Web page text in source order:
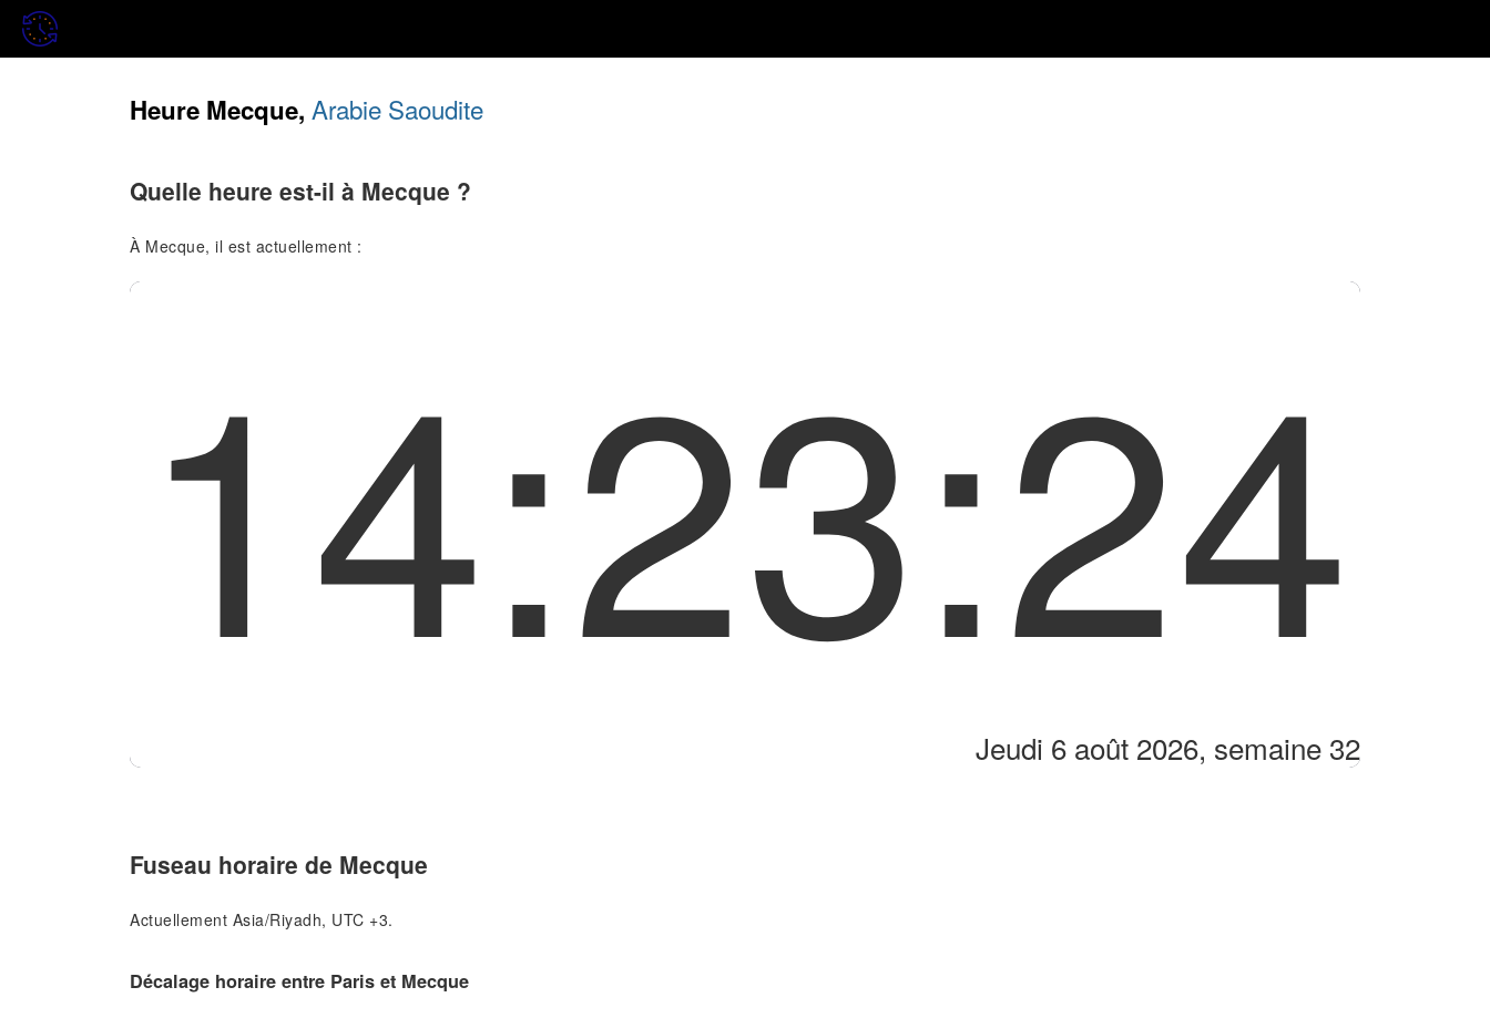
Heure Mecque, Arabie Saoudite
Quelle heure est-il à Mecque ?
À Mecque, il est actuellement :
14:23:24
Jeudi 6 août 2026, semaine 32
Fuseau horaire de Mecque
Actuellement Asia/Riyadh, UTC +3.
Décalage horaire entre Paris et Mecque